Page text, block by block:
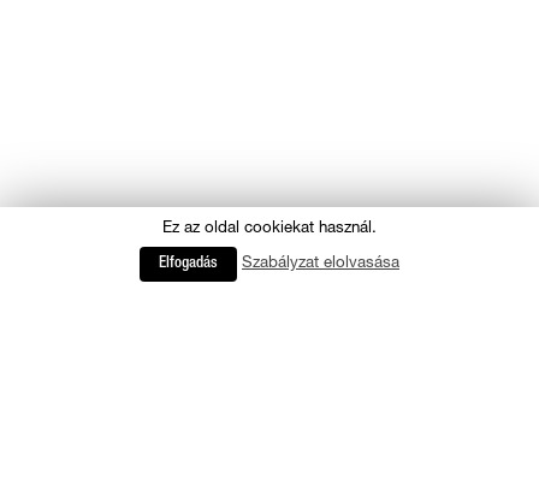
Ez az oldal cookiekat használ.
Elfogadás Szabályzat elolvasása